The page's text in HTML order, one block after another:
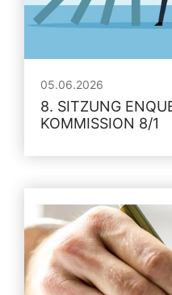
05.06.2026
8. SITZUNG
KOMMISSION 8/1